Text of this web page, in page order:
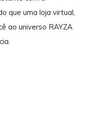
que uma loja virtual,
ao universo RAYZA